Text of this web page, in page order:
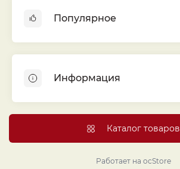
Популярное
Монеты
Банкноты
Листы для монет
Капсулы и холдеры
Информация
Договор публичной оферты
Политика конфиденциальности
Каталог товаров
Работает на ocStore